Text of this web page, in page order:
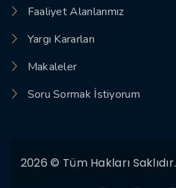
Faaliyet Alanlarımız
Yargı Kararları
Makaleler
Soru Sormak İstiyorum
2026 © Tüm Hakları Saklıdır.